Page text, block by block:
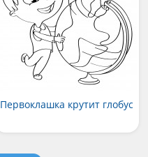
Первоклашка крутит глобус